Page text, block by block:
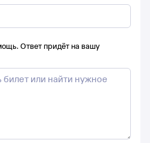
Ответ придёт на вашу